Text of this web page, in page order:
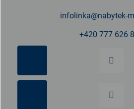
infolinka@nabytek-
+420 777 626